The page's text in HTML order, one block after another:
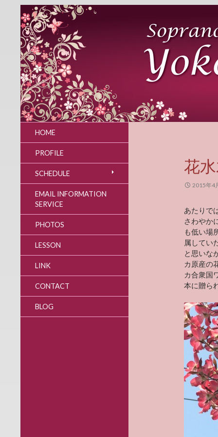
花
2015年4
あたりで
さわやか
も低い場
属してい
と思いな
カ原産の
カ合衆国
本に贈ら
HOME
PROFILE
SCHEDULE
EMAIL INFORMATION
SERVICE
PHOTOS
LESSON
LINK
CONTACT
BLOG